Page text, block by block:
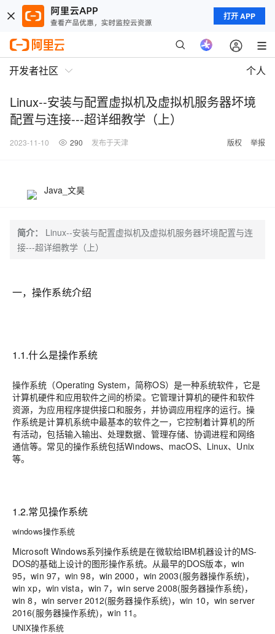
打开 APP
开发者社区 个人
Linux--安装与配置虚拟机及虚拟机服务器坏境
配置与连接---超详细教学（上）
2023-11-10 290 发布于天津 版权 举报
Java_文昊
简介：
Linux--安装与配置虚拟机及虚拟机服务器坏境配置与连
接---超详细教学（上）
一，操作系统介绍
1.1.什么是操作系统
操作系统（Operating System，简称OS）是一种系统软件，它是
计算机硬件和应用软件之间的桥梁。它管理计算机的硬件和软件
资源，为应用程序提供接口和服务，并协调应用程序的运行。操
作系统是计算机系统中最基本的软件之一，它控制着计算机的所
有活动，包括输入输出、处理数据、管理存储、协调进程和网络
通信等。常见的操作系统包括Windows、macOS、Linux、Unix
等。
1.2.常见操作系统
windows操作系统
Microsoft Windows系列操作系统是在微软给IBM机器设计的MS-
DOS的基础上设计的图形操作系统。从最早的DOS版本，win
95，win 97，win 98，win 2000，win 2003(服务器操作系统)，
win xp，win vista，win 7，win serve 2008(服务器操作系统)，
win 8，win server 2012(服务器操作系统)，win 10，win server
2016(服务器操作系统)，win 11。
UNIX操作系统